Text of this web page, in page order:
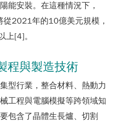
能安裝。在這種情況下，
從2021年的10億美元規模，
上[4]。
程與製造技術
型行業，整合材料、熱動力
工程與電腦模擬等跨領域知
包含了晶體生長爐、切割